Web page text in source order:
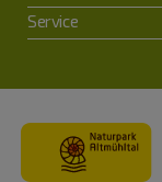
Service